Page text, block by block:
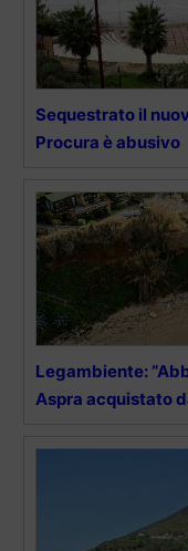
Sequestrato il
Procura è abusivo
Legambiente:
Aspra acquistato